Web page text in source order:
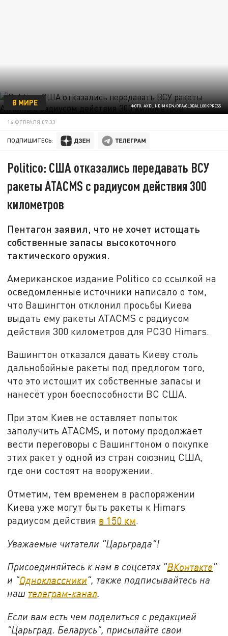
ФОТО: AXEL HEIMKEN/DPA/GLOBALLOOKPRESS
В МИРЕ
14 ФЕВРАЛЯ 07:33
ПОДПИШИТЕСЬ:
Politico: США отказались передавать ВСУ
ракеты ATACMS c радиусом действия 300
километров
Пентагон заявил, что не хочет истощать
собственные запасы высокоточного
тактического оружия.
Американское издание Politico со ссылкой на
осведомленные источники написало о том,
что Вашингтон отклонил просьбы Киева
выдать ему ракеты ATACMS c радиусом
действия 300 километров для РСЗО Himars.
Вашингтон отказался давать Киеву столь
дальнобойные ракеты под предлогом того,
что это истощит их собственные запасы и
нанесёт урон боеспособности ВС США.
При этом Киев не оставляет попыток
заполучить ATACMS, и потому продолжает
вести переговоры с Вашингтоном о покупке
этих ракет у одной из стран союзниц США,
где они состоят на вооружении.
Отметим, тем временем в распоряжении
Киева уже могут быть ракеты к Himars
радиусом действия в 150 км.
Уважаемые читатели "Царьграда"!
Присоединяйтесь к нам в соцсетях "ВКонтакте"
и "Одноклассники", также подписывайтесь на
наш телеграм-канал.
Если вам есть чем поделиться с редакцией
"Царьград. Беларусь", присылайте свои